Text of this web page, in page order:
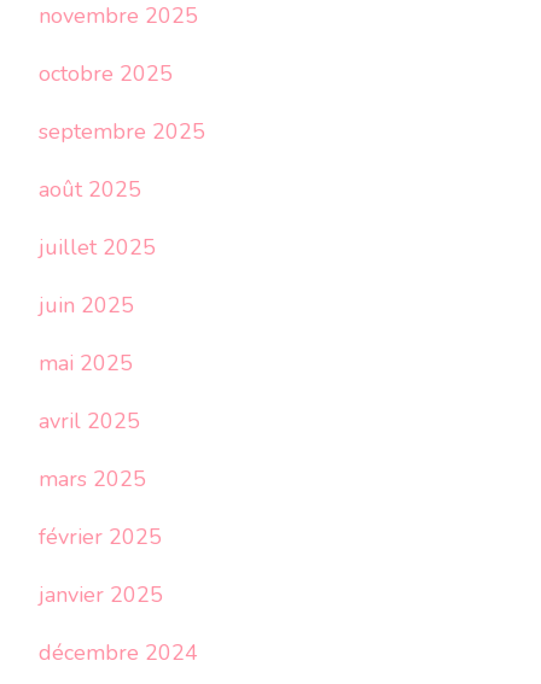
novembre 2025
octobre 2025
septembre 2025
août 2025
juillet 2025
juin 2025
mai 2025
avril 2025
mars 2025
février 2025
janvier 2025
décembre 2024